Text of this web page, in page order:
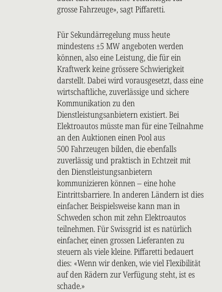
grosse Fahrzeuge», sagt Piffaretti.
Für Sekundärregelung muss heute
mindestens ±5 MW angeboten werden
können, also eine Leistung, die für ein
Kraftwerk keine grössere Schwierigkeit
darstellt. Dabei wird vorausgesetzt, dass eine
wirtschaftliche, zuverlässige und sichere
Kommunikation zu den
Dienstleistungsanbietern existiert. Bei
Elektroautos müsste man für eine Teilnahme
an den Auktionen einen Pool aus
500 Fahrzeugen bilden, die ebenfalls
zuverlässig und praktisch in Echtzeit mit
den Dienstleistungsanbietern
kommunizieren können – eine hohe
Eintrittsbarriere. In anderen Ländern ist dies
einfacher. Beispielsweise kann man in
Schweden schon mit zehn Elektroautos
teilnehmen. Für Swissgrid ist es natürlich
einfacher, einen grossen Lieferanten zu
steuern als viele kleine. Piffaretti bedauert
dies: «Wenn wir denken, wie viel Flexibilität
auf den Rädern zur Verfügung steht, ist es
schade.»